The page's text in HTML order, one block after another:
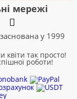
мережі
у 1999
квіти так просто!
роботи!